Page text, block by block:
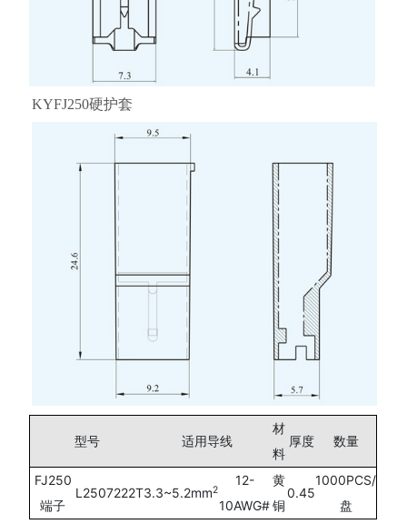
KYFJ250硬护套
型号 适用导线
材
料
厚度 数量
FJ250
端子
L2507222T3.3~5.2mm2
12-
10AWG#
黄
铜
0.45
1000PCS/
盘